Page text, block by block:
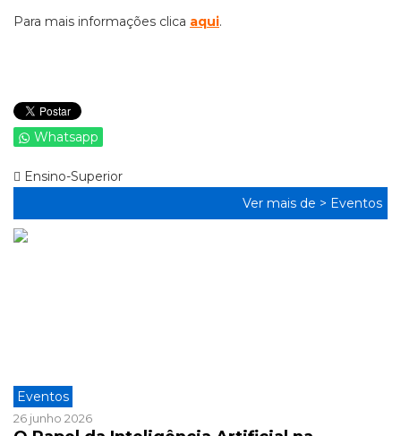
Para mais informações clica aqui.
Whatsapp
Ensino-Superior
Ver mais de > Eventos
Eventos
26 junho 2026